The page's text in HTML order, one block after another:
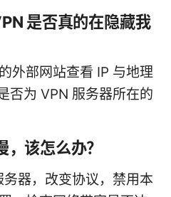
是否真的在隐藏我
外部网站查看 IP 与地理
否为 VPN 服务器所在的
该怎么办？
器，改变协议，禁用本